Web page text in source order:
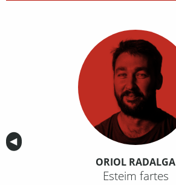
Anterior
◀︎
ORIOL RADALGA
Esteim fartes